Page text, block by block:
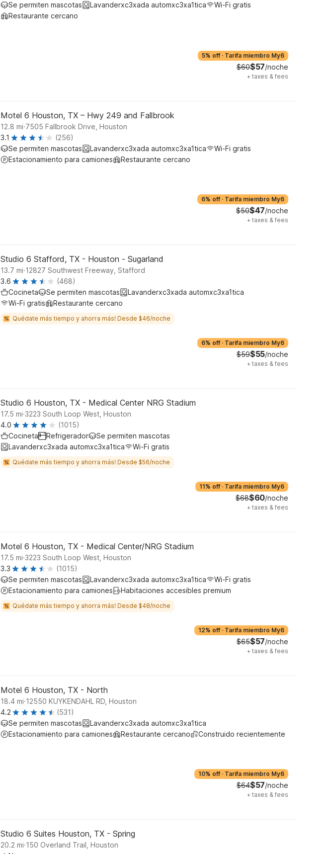
Se permiten mascotas
Lavanderxc3xada automxc3xa1tica
Wi-Fi gratis
Restaurante cercano
5% off · Tarifa miembro My6
$60$57/noche
+ taxes & fees
Motel 6 Houston, TX – Hwy 249 and Fallbrook
12.8 mi.7505 Fallbrook Drive, Houston
3.1
(256)
Se permiten mascotas
Lavanderxc3xada automxc3xa1tica
Wi-Fi gratis
Estacionamiento para camiones
Restaurante cercano
6% off · Tarifa miembro My6
$50$47/noche
+ taxes & fees
Studio 6 Stafford, TX - Houston - Sugarland
13.7 mi.12827 Southwest Freeway, Stafford
3.6
(468)
Cocineta
Se permiten mascotas
Lavanderxc3xada automxc3xa1tica
Wi-Fi gratis
Restaurante cercano
Quédate más tiempo y ahorra más! Desde $46/noche
6% off · Tarifa miembro My6
$59$55/noche
+ taxes & fees
Studio 6 Houston, TX - Medical Center NRG Stadium
17.5 mi.3223 South Loop West, Houston
4.0
(1015)
Cocineta
Refrigerador
Se permiten mascotas
Lavanderxc3xada automxc3xa1tica
Wi-Fi gratis
Quédate más tiempo y ahorra más! Desde $56/noche
11% off · Tarifa miembro My6
$68$60/noche
+ taxes & fees
Motel 6 Houston, TX - Medical Center/NRG Stadium
17.5 mi.3223 South Loop West, Houston
3.3
(1015)
Se permiten mascotas
Lavanderxc3xada automxc3xa1tica
Wi-Fi gratis
Estacionamiento para camiones
Habitaciones accesibles premium
Quédate más tiempo y ahorra más! Desde $48/noche
12% off · Tarifa miembro My6
$65$57/noche
+ taxes & fees
Motel 6 Houston, TX - North
18.4 mi.12550 KUYKENDAHL RD, Houston
4.2
(531)
Se permiten mascotas
Lavanderxc3xada automxc3xa1tica
Estacionamiento para camiones
Restaurante cercano Construido recientemente
10% off · Tarifa miembro My6
$64$57/noche
+ taxes & fees
Studio 6 Suites Houston, TX - Spring
20.2 mi.150 Overland Trail, Houston